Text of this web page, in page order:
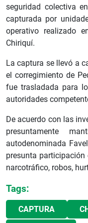
seguridad colectiva
capturada por
operativo realizado
Chiriquí.
La captura se llevó a
el corregimiento de
fue trasladada para
autoridades
De acuerdo con las
presuntamente
autodenominada
presunta
narcotráfico, robos,
Tags:
CAPTURA